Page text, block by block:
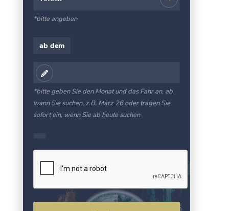
*bitte angeben
ab dem
*bitte geben Sie den Monat und das Fahr an, ab
wann Sie suchen, z.B. März 26 oder tragen Sie
sofort ein, wenn Sie ab heute suchen